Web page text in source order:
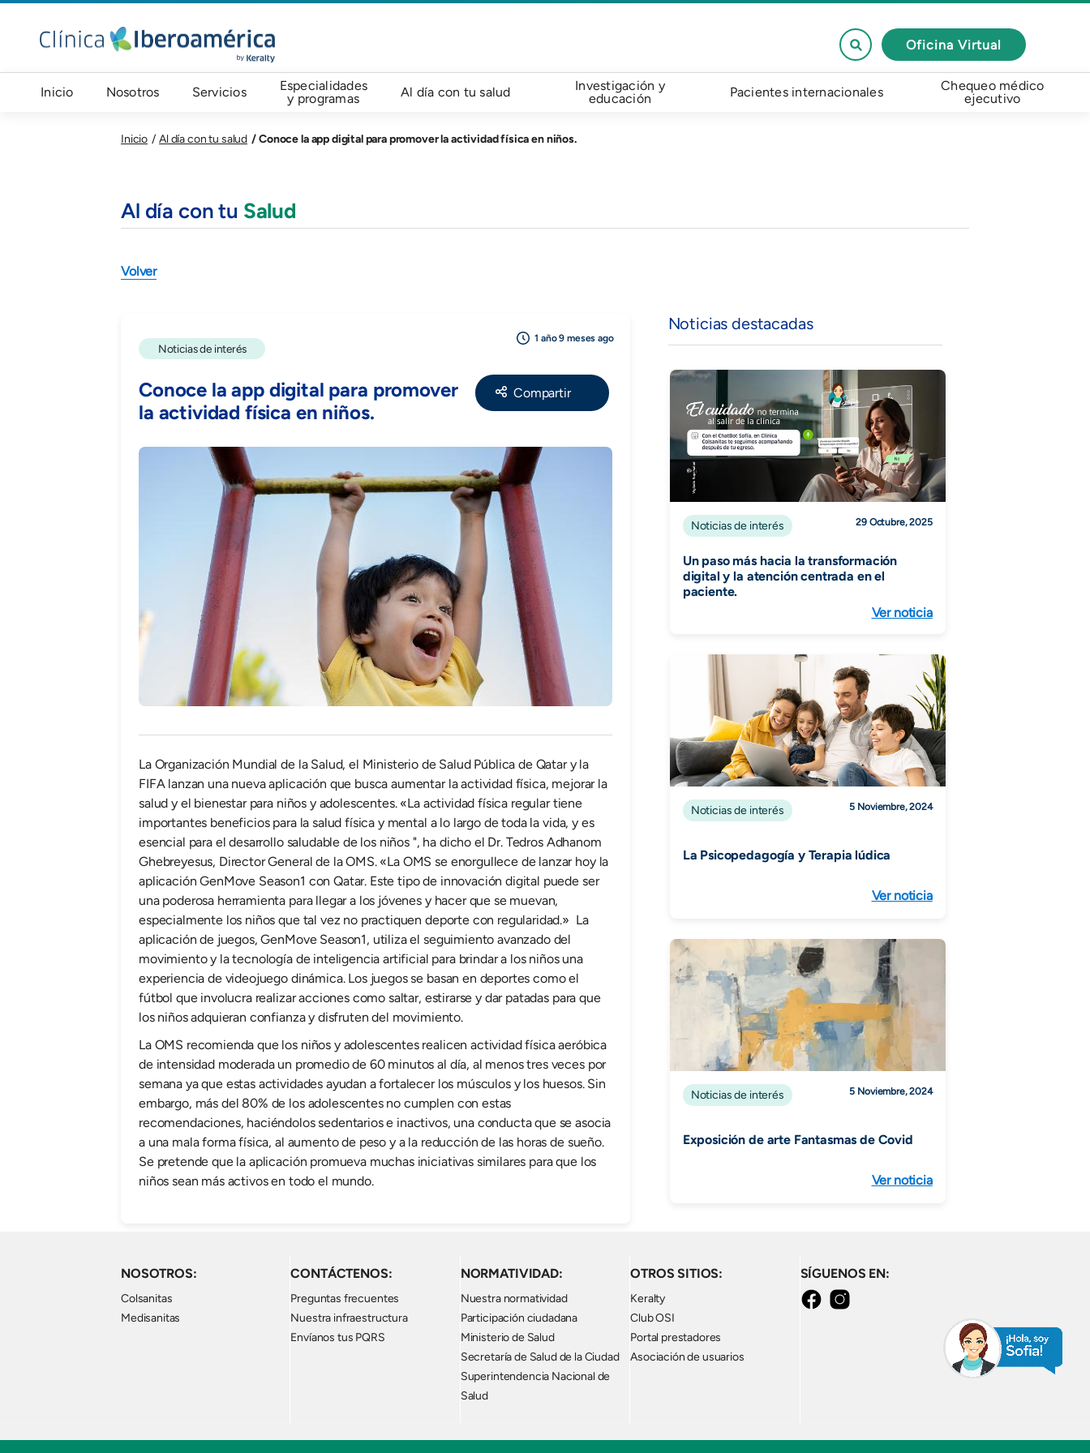
Pasar al contenido principal
Oficina Virtual
Navegación principal
Inicio Nosotros Servicios
Especialidades
y programas
Al día con tu salud
Investigación y
educación
Pacientes internacionales
Chequeo médico
ejecutivo
Inicio Al día con tu salud Conoce la app digital para promover la actividad física en niños.
Al día con tu Salud
Volver
Noticias de interés
Conoce la app digital para promover
la actividad física en niños.
Share
1 año 9 meses ago
La Organización Mundial de la Salud, el Ministerio de Salud Pública de Qatar y la
FIFA lanzan una nueva aplicación que busca aumentar la actividad física, mejorar la
salud y el bienestar para niños y adolescentes. «La actividad física regular tiene
importantes beneficios para la salud física y mental a lo largo de toda la vida, y es
esencial para el desarrollo saludable de los niños ", ha dicho el Dr. Tedros Adhanom
Ghebreyesus, Director General de la OMS. «La OMS se enorgullece de lanzar hoy la
aplicación GenMove Season1 con Qatar. Este tipo de innovación digital puede ser
una poderosa herramienta para llegar a los jóvenes y hacer que se muevan,
especialmente los niños que tal vez no practiquen deporte con regularidad.» La
aplicación de juegos, GenMove Season1, utiliza el seguimiento avanzado del
movimiento y la tecnología de inteligencia artificial para brindar a los niños una
experiencia de videojuego dinámica. Los juegos se basan en deportes como el
fútbol que involucra realizar acciones como saltar, estirarse y dar patadas para que
los niños adquieran confianza y disfruten del movimiento.
La OMS recomienda que los niños y adolescentes realicen actividad física aeróbica
de intensidad moderada un promedio de 60 minutos al día, al menos tres veces por
semana ya que estas actividades ayudan a fortalecer los músculos y los huesos. Sin
embargo, más del 80% de los adolescentes no cumplen con estas
recomendaciones, haciéndolos sedentarios e inactivos, una conducta que se asocia
a una mala forma física, al aumento de peso y a la reducción de las horas de sueño.
Se pretende que la aplicación promueva muchas iniciativas similares para que los
niños sean más activos en todo el mundo.
Noticias destacadas
Noticias de interés 29 Octubre, 2025
Un paso más hacia la transformación
digital y la atención centrada en el
paciente.
Ver noticia
Noticias de interés 5 Noviembre, 2024
La Psicopedagogía y Terapia lúdica
Ver noticia
Noticias de interés 5 Noviembre, 2024
Exposición de arte Fantasmas de Covid
Ver noticia
NOSOTROS:
Colsanitas
Medisanitas
CONTÁCTENOS:
Preguntas frecuentes
Nuestra infraestructura
Envíanos tus PQRS
NORMATIVIDAD:
Nuestra normatividad
Participación ciudadana
Ministerio de Salud
Secretaría de Salud de la Ciudad
Superintendencia Nacional de
Salud
OTROS SITIOS:
Keralty
Club OSI
Portal prestadores
Asociación de usuarios
SÍGUENOS EN:
FacebookInstagram